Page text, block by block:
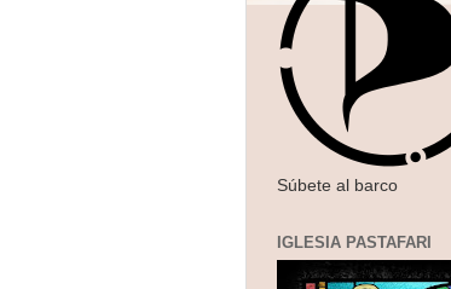
Súbete al barco
IGLESIA PASTAFARI